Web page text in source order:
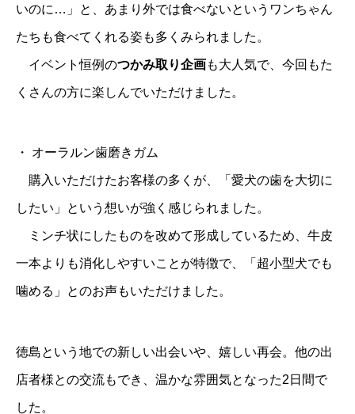
いのに…」と、あまり外では食べないというワンちゃん
たちも食べてくれる姿も多くみられました。
イベント恒例のつかみ取り企画も大人気で、今回もた
くさんの方に楽しんでいただけました。
・ オーラルン歯磨きガム
購入いただけたお客様の多くが、「愛犬の歯を大切に
したい」という想いが強く感じられました。
ミンチ状にしたものを改めて形成しているため、牛皮
一本よりも消化しやすいことが特徴で、「超小型犬でも
噛める」とのお声もいただけました。
徳島という地での新しい出会いや、嬉しい再会。他の出
店者様との交流もでき、温かな雰囲気となった2日間で
した。